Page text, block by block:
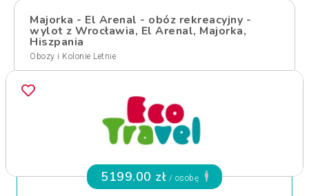
Majorka - El Arenal - obóz rekreacyjny -
wylot z Wrocławia, El Arenal, Majorka,
Hiszpania
Obozy i Kolonie Letnie
5199.00 zł / osobę